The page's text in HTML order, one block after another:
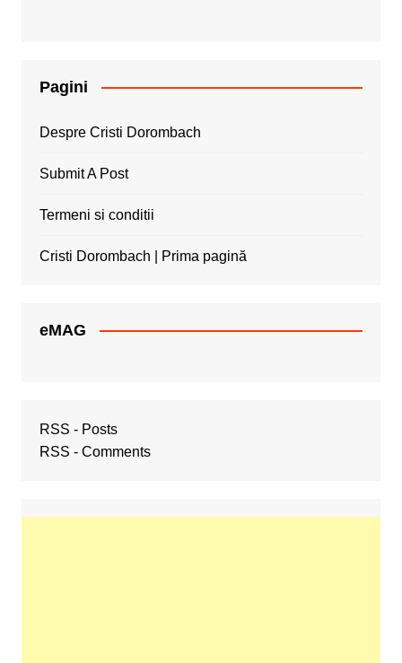
Pagini
Despre Cristi Dorombach
Submit A Post
Termeni si conditii
Cristi Dorombach | Prima pagină
eMAG
RSS - Posts
RSS - Comments